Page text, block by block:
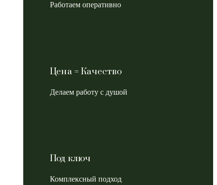
Работаем оперативно
Цена = Качество
Делаем работу с душой
Под ключ
Комплексный подход